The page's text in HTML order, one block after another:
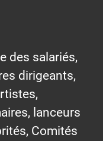
des salariés,
dirigeants,
lanceurs
Comités